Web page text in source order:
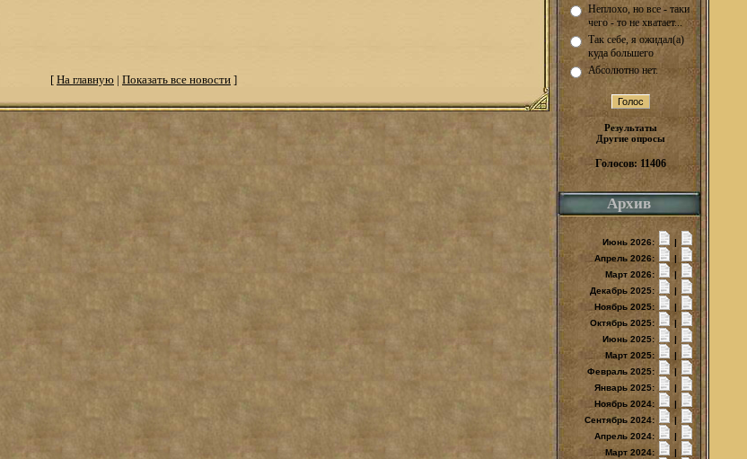
[ На главную | Показать все новости ]
Неплохо, но все - таки
чего - то не хватает...
Так себе, я ожидал(а)
куда большего
Абсолютно нет.
Результаты
Другие опросы
Голосов: 11406
Архив
Июнь 2026:
|
Апрель 2026:
|
Март 2026:
|
Декабрь 2025:
|
Ноябрь 2025:
|
Октябрь 2025:
|
Июнь 2025:
|
Март 2025:
|
Февраль 2025:
|
Январь 2025:
|
Ноябрь 2024:
|
Сентябрь 2024:
|
Апрель 2024:
|
Март 2024:
|